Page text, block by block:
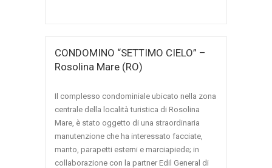
CONDOMINO “SETTIMO CIELO” –
Rosolina Mare (RO)
Il complesso condominiale ubicato nella zona
centrale della località turistica di Rosolina
Mare, è stato oggetto di una straordinaria
manutenzione che ha interessato facciate,
manto, parapetti esterni e marciapiede; in
collaborazione con la partner Edil General di